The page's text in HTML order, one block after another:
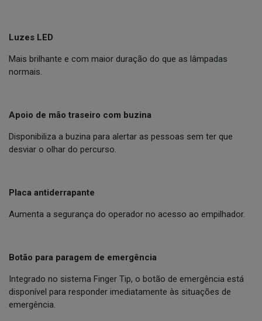
Luzes LED
Mais brilhante e com maior duração do que as lâmpadas
normais.
Apoio de mão traseiro com buzina
Disponibiliza a buzina para alertar as pessoas sem ter que
desviar o olhar do percurso.
Placa antiderrapante
Aumenta a segurança do operador no acesso ao empilhador.
Botão para paragem de emergência
Integrado no sistema Finger Tip, o botão de emergência está
disponível para responder imediatamente às situações de
emergência.